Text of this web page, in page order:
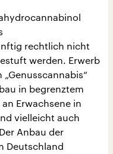
rechtlich nicht
werden. Erwerb
in begrenztem
Erwachsene in
vielleicht auch
Anbau der
Deutschland